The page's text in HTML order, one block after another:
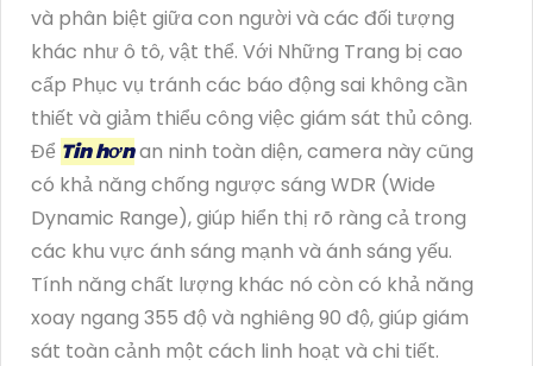
và phân biệt giữa con người và các đối tượng
khác như ô tô, vật thể. Với Những Trang bị cao
cấp Phục vụ tránh các báo động sai không cần
thiết và giảm thiểu công việc giám sát thủ công.
Để Tin hơnan ninh toàn diện, camera này cũng
có khả năng chống ngược sáng WDR (Wide
Dynamic Range), giúp hiển thị rõ ràng cả trong
các khu vực ánh sáng mạnh và ánh sáng yếu.
Tính năng chất lượng khác nó còn có khả năng
xoay ngang 355 độ và nghiêng 90 độ, giúp giám
sát toàn cảnh một cách linh hoạt và chi tiết.